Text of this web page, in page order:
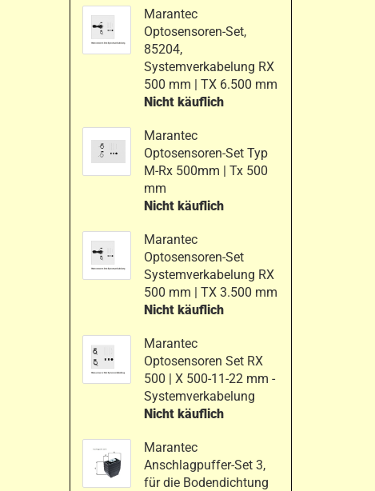
Marantec
Optosensoren-Set,
85204,
Systemverkabelung RX
500 mm | TX 6.500 mm
Nicht käuflich
Marantec
Optosensoren-Set Typ
M-Rx 500mm | Tx 500
mm
Nicht käuflich
Marantec
Optosensoren-Set
Systemverkabelung RX
500 mm | TX 3.500 mm
Nicht käuflich
Marantec
Optosensoren Set RX
500 | X 500-11-22 mm -
Systemverkabelung
Nicht käuflich
Marantec
Anschlagpuffer-Set 3,
für die Bodendichtung